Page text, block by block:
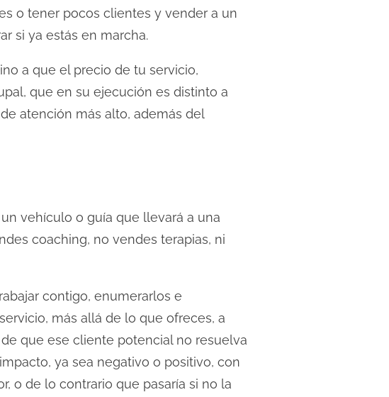
o tener pocos clientes y vender a un
si ya estás en marcha.
a que el precio de tu servicio,
que en su ejecución es distinto a
atención más alto, además del
vehículo o guía que llevará a una
coaching, no vendes terapias, ni
contigo, enumerarlos e
más allá de lo que ofreces, a
que ese cliente potencial no resuelva
ya sea negativo o positivo, con
o de lo contrario que pasaría si no la